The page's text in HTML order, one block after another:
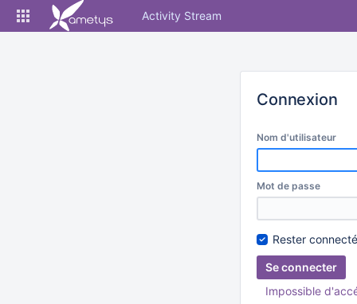
Skip
Activity Stream
Connexion
Nom d'utilisateur
Mot de passe
Rester connecté
Impossible